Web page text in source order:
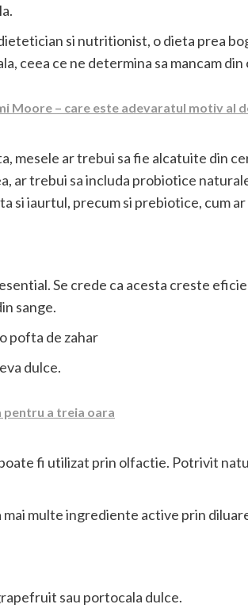
si nutritionist, o dieta prea
ceea ce ne determina sa mancam
Moore – care este adevaratul motiv al
mesele ar trebui sa fie alcatuite din
ar trebui sa includa probiotice
si iaurtul, precum si prebiotice, cum
Se crede ca acesta creste
sange.
pofta de zahar
dulce.
pentru a treia oara
fi utilizat prin olfactie. Potrivit
mai multe ingrediente active prin
sau portocala dulce.